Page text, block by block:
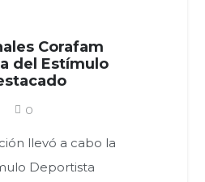
Corafam
del Estímulo
0
llevó a cabo la
Deportista